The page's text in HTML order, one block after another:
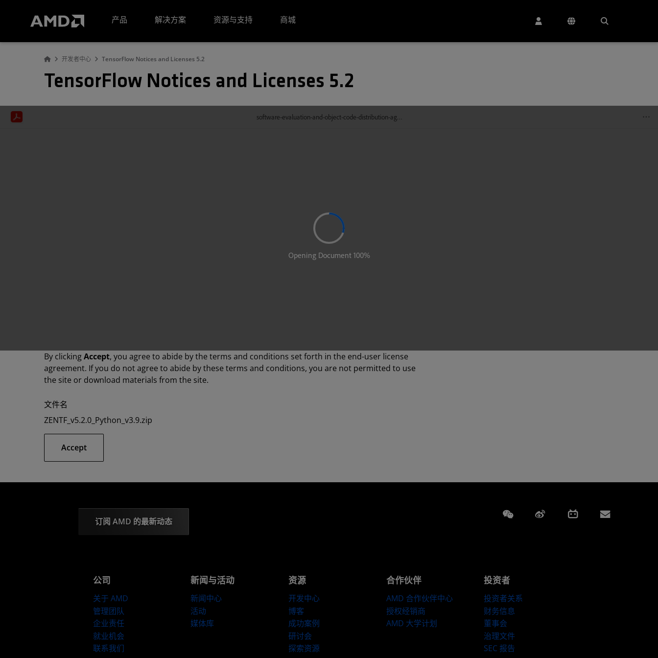
产品
解决方案 资源与支持 商城
开发者中心 TensorFlow Notices and Licenses 5.2
TensorFlow Notices and Licenses 5.2
By clickingAccept, you agree to abide by the terms and conditions set forth in the end-user license
agreement. If you do not agree to abide by these terms and conditions, you are not permitted to use
the site or download materials from the site.
文件名
ZENTF_v5.2.0_Python_v3.9.zip
Accept
订阅 AMD 的最新动态
Weixin Weibo Bilibili
公司
关于 AMD
管理团队
企业责任
就业机会
联系我们
新闻与活动
新闻中心
活动
媒体库
资源
开发中心
博客
成功案例
研讨会
探索资源
合作伙伴
AMD 合作伙伴中心
授权经销商
AMD 大学计划
投资者
投资者关系
财务信息
董事会
治理文件
SEC 报告